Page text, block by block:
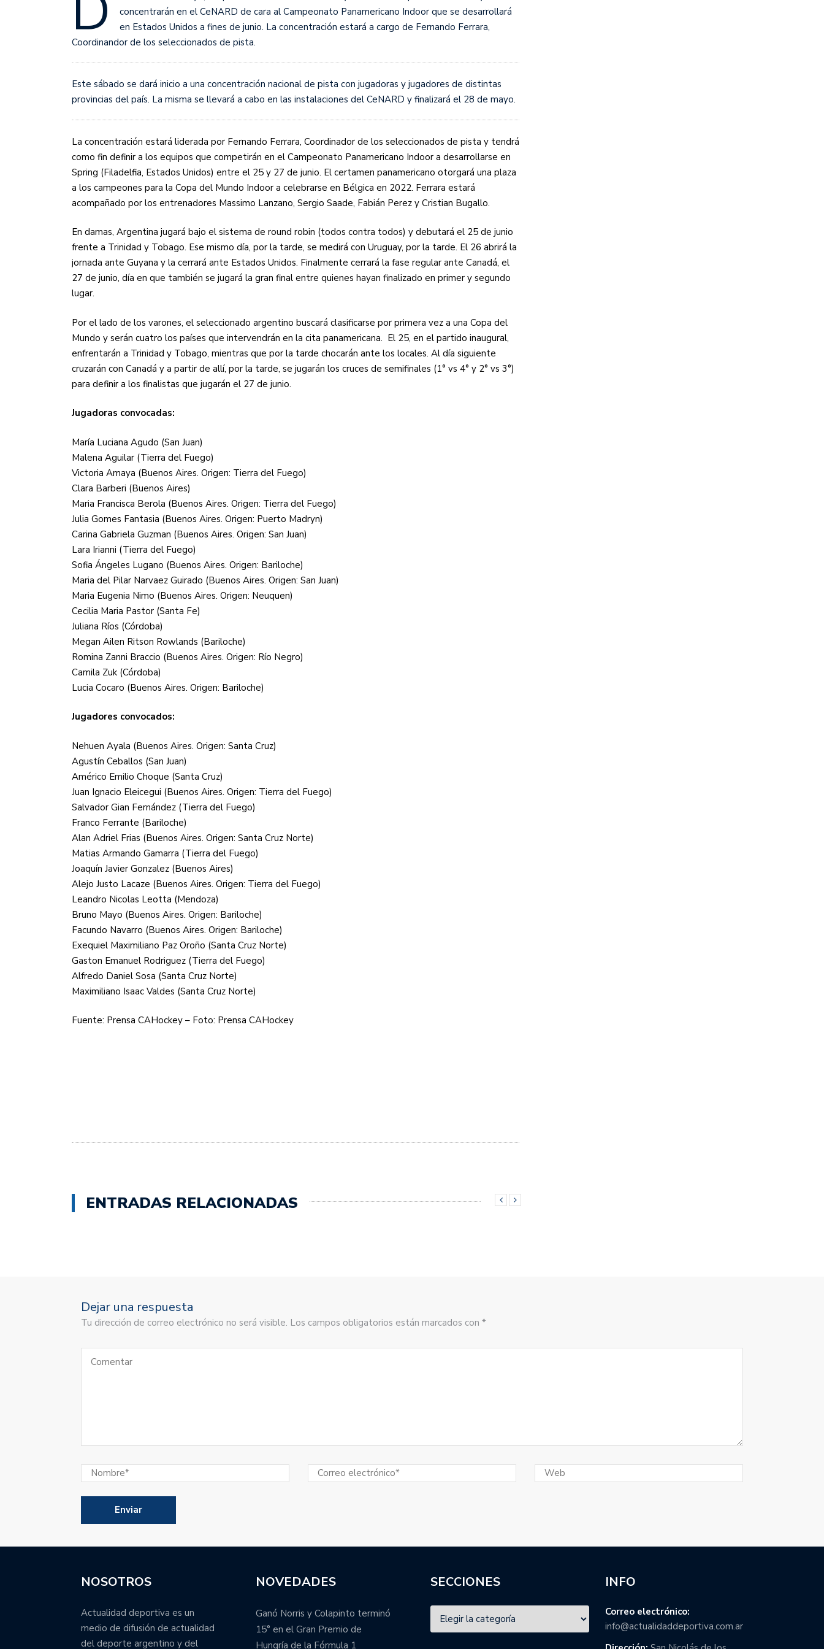
Sudamericana
Empieza el Clausura: las diez cosas que tenés que saber
concentrarán en el CeNARD de cara al Campeonato Panamericano Indoor que se desarrollará
en Estados Unidos a fines de junio. La concentración estará a cargo de Fernando Ferrara,
Coordinandor de los seleccionados de pista.
Este sábado se dará inicio a una concentración nacional de pista con jugadoras y jugadores de distintas
provincias del país. La misma se llevará a cabo en las instalaciones del CeNARD y finalizará el 28 de mayo.
La concentración estará liderada por Fernando Ferrara, Coordinador de los seleccionados de pista y tendrá
como fin definir a los equipos que competirán en el Campeonato Panamericano Indoor a desarrollarse en
Spring (Filadelfia, Estados Unidos) entre el 25 y 27 de junio. El certamen panamericano otorgará una plaza
a los campeones para la Copa del Mundo Indoor a celebrarse en Bélgica en 2022. Ferrara estará
acompañado por los entrenadores Massimo Lanzano, Sergio Saade, Fabián Perez y Cristian Bugallo.
En damas, Argentina jugará bajo el sistema de round robin (todos contra todos) y debutará el 25 de junio
frente a Trinidad y Tobago. Ese mismo día, por la tarde, se medirá con Uruguay, por la tarde. El 26 abrirá la
jornada ante Guyana y la cerrará ante Estados Unidos. Finalmente cerrará la fase regular ante Canadá, el
27 de junio, día en que también se jugará la gran final entre quienes hayan finalizado en primer y segundo
lugar.
Por el lado de los varones, el seleccionado argentino buscará clasificarse por primera vez a una Copa del
Mundo y serán cuatro los países que intervendrán en la cita panamericana. El 25, en el partido inaugural,
enfrentarán a Trinidad y Tobago, mientras que por la tarde chocarán ante los locales. Al día siguiente
cruzarán con Canadá y a partir de allí, por la tarde, se jugarán los cruces de semifinales (1° vs 4° y 2° vs 3°)
para definir a los finalistas que jugarán el 27 de junio.
Jugadoras convocadas:
María Luciana Agudo (San Juan)
Malena Aguilar (Tierra del Fuego)
Victoria Amaya (Buenos Aires. Origen: Tierra del Fuego)
Clara Barberi (Buenos Aires)
Maria Francisca Berola (Buenos Aires. Origen: Tierra del Fuego)
Julia Gomes Fantasia (Buenos Aires. Origen: Puerto Madryn)
Carina Gabriela Guzman (Buenos Aires. Origen: San Juan)
Lara Irianni (Tierra del Fuego)
Sofia Ángeles Lugano (Buenos Aires. Origen: Bariloche)
Maria del Pilar Narvaez Guirado (Buenos Aires. Origen: San Juan)
Maria Eugenia Nimo (Buenos Aires. Origen: Neuquen)
Cecilia Maria Pastor (Santa Fe)
Juliana Ríos (Córdoba)
Megan Ailen Ritson Rowlands (Bariloche)
Romina Zanni Braccio (Buenos Aires. Origen: Río Negro)
Camila Zuk (Córdoba)
Lucia Cocaro (Buenos Aires. Origen: Bariloche)
Jugadores convocados:
Nehuen Ayala (Buenos Aires. Origen: Santa Cruz)
Agustín Ceballos (San Juan)
Américo Emilio Choque (Santa Cruz)
Juan Ignacio Eleicegui (Buenos Aires. Origen: Tierra del Fuego)
Salvador Gian Fernández (Tierra del Fuego)
Franco Ferrante (Bariloche)
Alan Adriel Frias (Buenos Aires. Origen: Santa Cruz Norte)
Matias Armando Gamarra (Tierra del Fuego)
Joaquín Javier Gonzalez (Buenos Aires)
Alejo Justo Lacaze (Buenos Aires. Origen: Tierra del Fuego)
Leandro Nicolas Leotta (Mendoza)
Bruno Mayo (Buenos Aires. Origen: Bariloche)
Facundo Navarro (Buenos Aires. Origen: Bariloche)
Exequiel Maximiliano Paz Oroño (Santa Cruz Norte)
Gaston Emanuel Rodriguez (Tierra del Fuego)
Alfredo Daniel Sosa (Santa Cruz Norte)
Maximiliano Isaac Valdes (Santa Cruz Norte)
Fuente: Prensa CAHockey – Foto: Prensa CAHockey
ENTRADAS RELACIONADAS
Dejar una respuesta
Tu dirección de correo electrónico no será visible. Los campos obligatorios están marcados con *
NOSOTROS
Actualidad deportiva es un
medio de difusión de actualidad
del deporte argentino y del
NOVEDADES
Ganó Norris y Colapinto terminó
15° en el Gran Premio de
Hungría de la Fórmula 1
SECCIONES INFO
Correo electrónico:
info@actualidaddeportiva.com.ar